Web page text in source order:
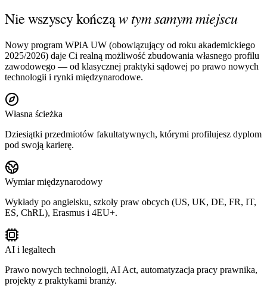
Nie wszyscy kończąw tym samym miejscu
Nowy program WPiA UW (obowiązujący od roku akademickiego
2025/2026) daje Ci realną możliwość zbudowania własnego profilu
zawodowego — od klasycznej praktyki sądowej po prawo nowych
technologii i rynki międzynarodowe.
Własna ścieżka
Dziesiątki przedmiotów fakultatywnych, którymi profilujesz dyplom
pod swoją karierę.
Wymiar międzynarodowy
Wykłady po angielsku, szkoły praw obcych (US, UK, DE, FR, IT,
ES, ChRL), Erasmus i 4EU+.
AI i legaltech
Prawo nowych technologii, AI Act, automatyzacja pracy prawnika,
projekty z praktykami branży.